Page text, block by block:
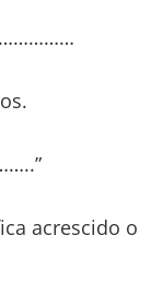
acrescido o